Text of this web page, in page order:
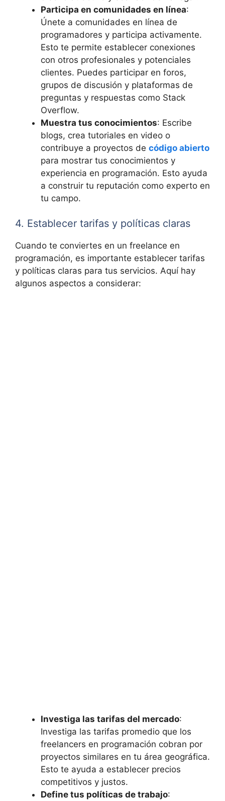
Participa en comunidades en línea:
Únete a comunidades en línea de
programadores y participa activamente.
Esto te permite establecer conexiones
con otros profesionales y potenciales
clientes. Puedes participar en foros,
grupos de discusión y plataformas de
preguntas y respuestas como Stack
Overflow.
Muestra tus conocimientos: Escribe
blogs, crea tutoriales en video o
contribuye a proyectos de código abierto
para mostrar tus conocimientos y
experiencia en programación. Esto ayuda
a construir tu reputación como experto en
tu campo.
4. Establecer tarifas y políticas claras
Cuando te conviertes en un freelance en
programación, es importante establecer tarifas
y políticas claras para tus servicios. Aquí hay
algunos aspectos a considerar:
Investiga las tarifas del mercado:
Investiga las tarifas promedio que los
freelancers en programación cobran por
proyectos similares en tu área geográfica.
Esto te ayuda a establecer precios
competitivos y justos.
Define tus políticas de trabajo: